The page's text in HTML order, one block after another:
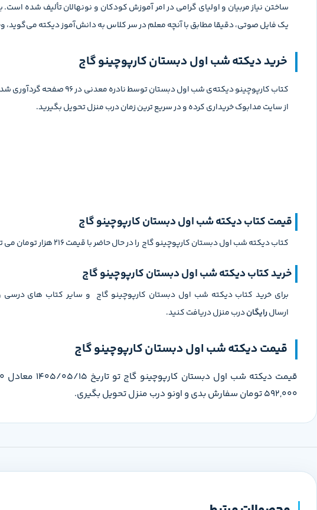
ساختن نیاز مربیان و اولیای گرامی در امر آموزش کودکان و نونهالان تألیف شده
یک فایل صوتی، دقیقا مطابق با آنچه معلم در سر کلاس به دانش‌آموز دیکته می‌گوید،
خرید دیکته شب اول دبستان کارپوچینو گاج
کتاب کارپوچینو دیکته‌ی شب
از سایت مدابوک خریداری کرده و در سریع ترین زمان درب منزل تحویل بگیرید.
قیمت کتاب دیکته شب اول دبستان کارپوچینو گاج
کتاب دیکته شب اول دبستان کارپوچینو گاج را در حال حاضر با قیمت 216 هزار تومان می توانید از سایت
خرید کتاب دیکته شب اول دبستان کارپوچینو گاج
برای خرید کتاب دیکته شب اول دبستان کارپوچینو گاج و سایر کتاب های
ارسالرایگاندرب منزل دریافت کنید.
قیمت دیکته شب اول دبستان کارپوچینو گاج
592,000 تومان سفارش بدی و اونو درب منزل تحویل بگیری.